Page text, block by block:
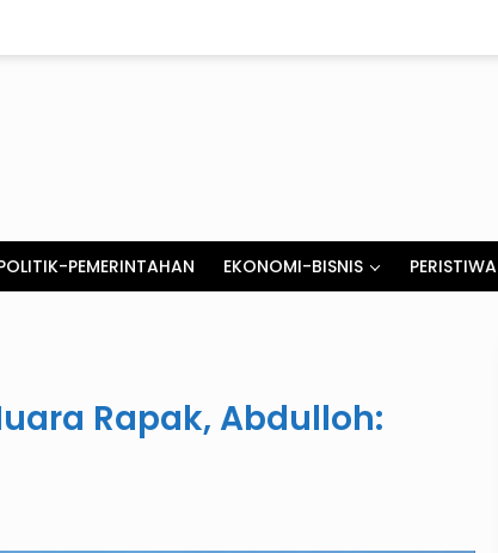
PEMERINTAHAN EKONOMI-BISNIS PERISTIWA
Rapak, Abdulloh: